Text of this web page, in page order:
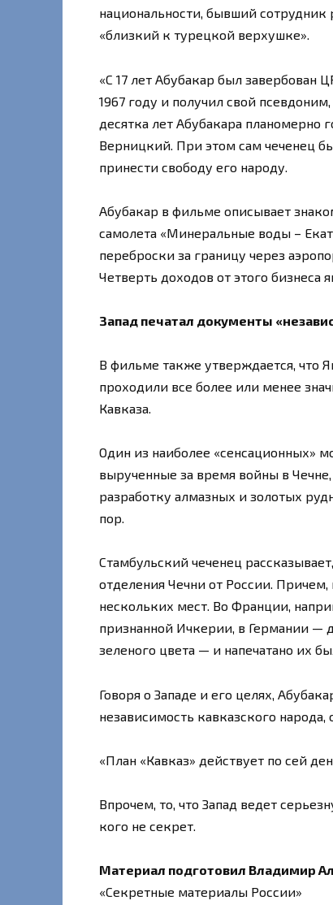
национальности, бывший
«близкий к турецкой верхушке».
«С 17 лет Абубакар был завербован
1967 году и получил свой
десятка лет Абубакара планомерно
Верницкий. При этом сам чеченец
принести свободу его народу.
Абубакар в фильме описывает
самолета «Минеральные воды –
переброски за границу через
Четверть доходов от этого
Запад печатал документы
В фильме также утверждается, что
проходили все более или менее
Кавказа.
Один из наиболее «сенсационных»
вырученные за время войны в
разработку алмазных и золотых
пор.
Стамбульский чеченец
отделения Чечни от России. Причем,
нескольких мест. Во Франции,
признанной Ичкерии, в Германии —
зеленого цвета — и напечатано их
Говоря о Западе и его целях,
независимость кавказского
«План «Кавказ» действует по сей
Впрочем, то, что Запад ведет
кого не секрет.
Материал подготовил Владимир
«Секретные материалы России»